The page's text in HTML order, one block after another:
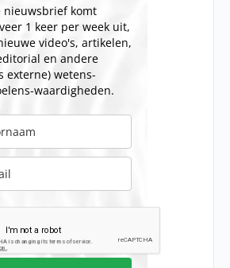
nieuwsbrief komt
1 keer per week uit,
video's, artikelen,
en andere
externe) wetens-
waardigheden.